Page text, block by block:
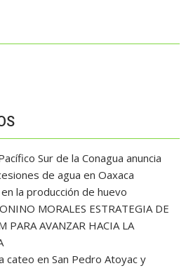
Sur de la Conagua anuncia
de agua en Oaxaca
la producción de huevo
MORALES ESTRATEGIA DE
PARA AVANZAR HACIA LA
cateo en San Pedro Atoyac y